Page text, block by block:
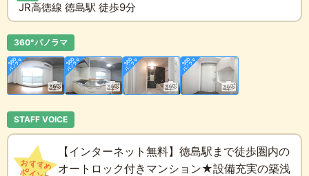
JR高徳線 徳島駅 徒歩9分
360°パノラマ
STAFF VOICE
【インターネット無料】徳島駅まで徒歩圏内の
オートロック付きマンション★設備充実の築浅